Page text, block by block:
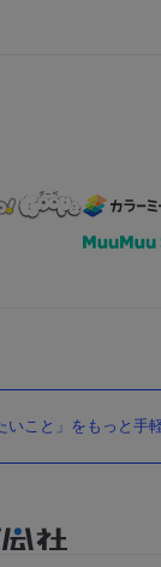
いこと」をもっと手